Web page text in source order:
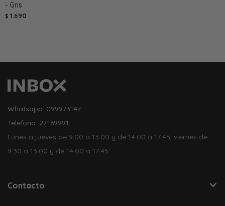
- Gris
$ 1.690
Whatsapp: 099973147
Teléfono: 27169991
Lunes a jueves de 9:00 a 13:00 y de 14:00 a 17:45, viernes de
9:30 a 13:00 y de 14:00 a 17:45.
Contacto